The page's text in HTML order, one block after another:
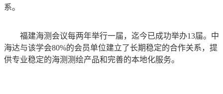
系。
福建海测会议每两年举行一届，迄今已成功举办13届。中
海达与该学会80%的会员单位建立了长期稳定的合作关系，提
供专业稳定的海测测绘产品和完善的本地化服务。